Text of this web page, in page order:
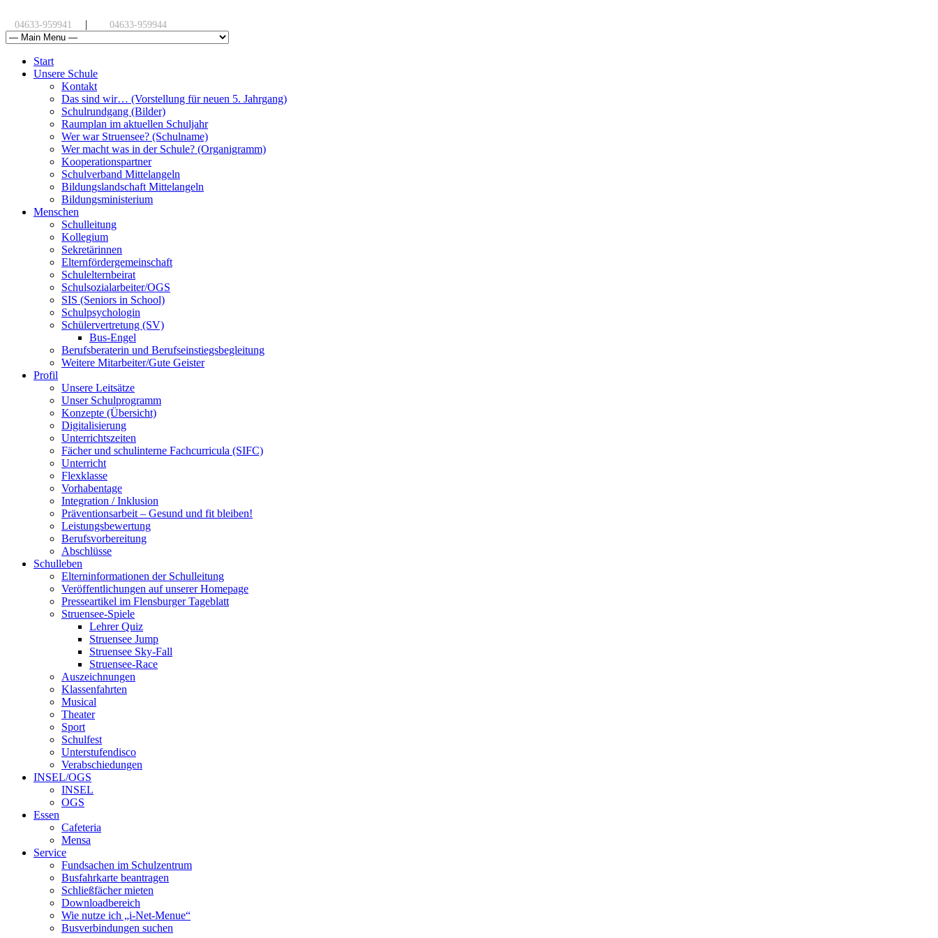
04633-959941 | 04633-959944
Start
Unsere Schule
Kontakt
Das sind wir… (Vorstellung für neuen 5. Jahrgang)
Schulrundgang (Bilder)
Raumplan im aktuellen Schuljahr
Wer war Struensee? (Schulname)
Wer macht was in der Schule? (Organigramm)
Kooperationspartner
Schulverband Mittelangeln
Bildungslandschaft Mittelangeln
Bildungsministerium
Menschen
Schulleitung
Kollegium
Sekretärinnen
Elternfördergemeinschaft
Schulelternbeirat
Schulsozialarbeiter/OGS
SIS (Seniors in School)
Schulpsychologin
Schülervertretung (SV)
Bus-Engel
Berufsberaterin und Berufseinstiegsbegleitung
Weitere Mitarbeiter/Gute Geister
Profil
Unsere Leitsätze
Unser Schulprogramm
Konzepte (Übersicht)
Digitalisierung
Unterrichtszeiten
Fächer und schulinterne Fachcurricula (SIFC)
Unterricht
Flexklasse
Vorhabentage
Integration / Inklusion
Präventionsarbeit – Gesund und fit bleiben!
Leistungsbewertung
Berufsvorbereitung
Abschlüsse
Schulleben
Elterninformationen der Schulleitung
Veröffentlichungen auf unserer Homepage
Presseartikel im Flensburger Tageblatt
Struensee-Spiele
Lehrer Quiz
Struensee Jump
Struensee Sky-Fall
Struensee-Race
Auszeichnungen
Klassenfahrten
Musical
Theater
Sport
Schulfest
Unterstufendisco
Verabschiedungen
INSEL/OGS
INSEL
OGS
Essen
Cafeteria
Mensa
Service
Fundsachen im Schulzentrum
Busfahrkarte beantragen
Schließfächer mieten
Downloadbereich
Wie nutze ich „i-Net-Menue“
Busverbindungen suchen